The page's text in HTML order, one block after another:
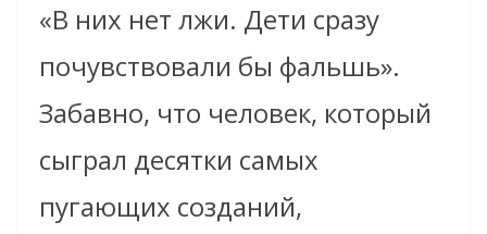
«В них нет лжи. Дети сразу
почувствовали бы фальшь».
Забавно, что человек, который
сыграл десятки самых
пугающих созданий,